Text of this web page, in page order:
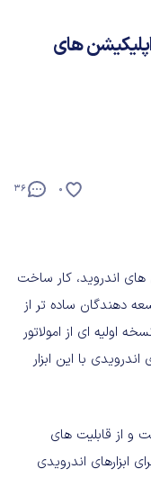
های
36 0
های اندروید، کار ساخت
دهندگان ساده تر از
اولیه ای از امولاتور
با این ابزار
بخشی از ویژوال استدیو ۲۰۱۵ است و از قابلیت های
ابزارهای اندرویدی